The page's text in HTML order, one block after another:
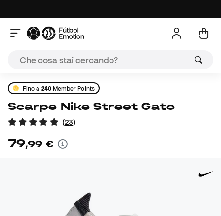
Fino a 240Member Points
Scarpe Nike Street Gato
(23)
79,99 €